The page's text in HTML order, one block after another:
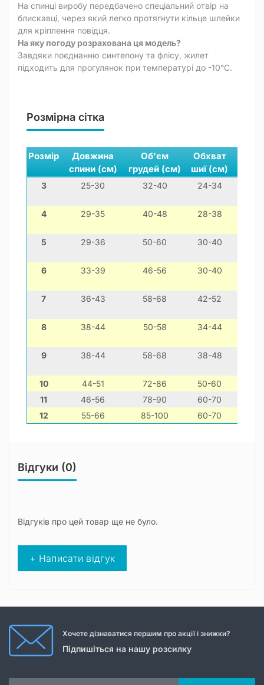
На спинці виробу передбачено спеціальний отвір на
блискавці, через який легко протягнути кільце шлейки
для кріплення повідця.
На яку погоду розрахована ця модель?
Завдяки поєднанню синтепону та флісу, жилет
підходить для прогулянок при температурі до -10°C.
Розмірна сітка
Розмір
Довжина
спини (см)
Об'єм
грудей (см)
Обхват
шиї (см)
3 25-30 32-40 24-34
4 29-35 40-48 28-38
5 29-36 50-60 30-40
6 33-39 46-56 30-40
7 36-43 58-68 42-52
8 38-44 50-58 34-44
9 38-44 58-68 38-48
10 44-51 72-86
50-60
11
46-56 78-90 60-70
12
55-66 85-100 60-70
Відгуки (0)
Відгуків про цей товар ще не було.
+ Написати відгук
Хочете дізнаватися першим про акції і знижки?
Підпишіться на нашу розсилку